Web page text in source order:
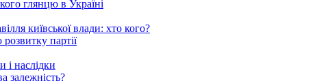
глянцю в Україні
київської влади: хто кого?
партії
наслідки
залежність?